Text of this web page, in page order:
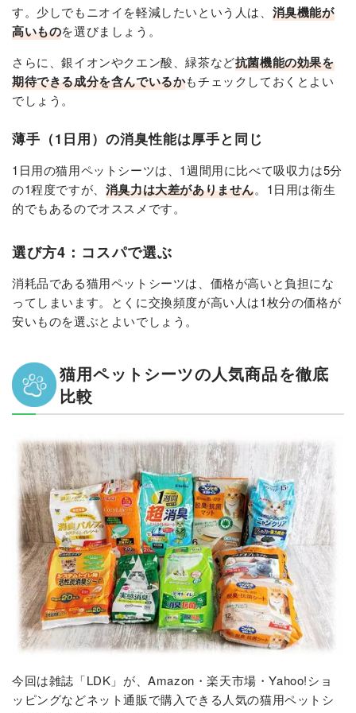
す。少しでもニオイを軽減したいという人は、 消臭機能が
高いものを選びましょう。
さらに、銀イオンやクエン酸、緑茶など抗菌機能の効果を
期待できる成分を含んでいるかもチェックしておくとよい
でしょう。
薄手（1日用）の消臭性能は厚手と同じ
1日用の猫用ペットシーツは、1週間用に比べて吸収力は5分
の1程度ですが、 消臭力は大差がありません。1日用は衛生
的でもあるのでオススメです。
選び方4：コスパで選ぶ
消耗品である猫用ペットシーツは、価格が高いと負担にな
ってしまいます。とくに交換頻度が高い人は1枚分の価格が
安いものを選ぶとよいでしょう。
猫用ペットシーツの人気商品を徹底
比較
今回は雑誌「LDK」が、Amazon・楽天市場・Yahoo!ショ
ッピングなどネット通販で購入できる人気の猫用ペットシ